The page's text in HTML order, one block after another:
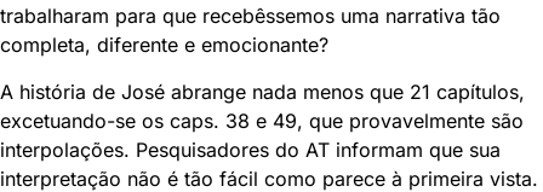
trabalharam para que recebêssemos uma narrativa tão
completa, diferente e emocionante?
A história de José abrange nada menos que 21 capítulos,
excetuando-se os caps. 38 e 49, que provavelmente são
interpolações. Pesquisadores do AT informam que sua
interpretação não é tão fácil como parece à primeira vista.